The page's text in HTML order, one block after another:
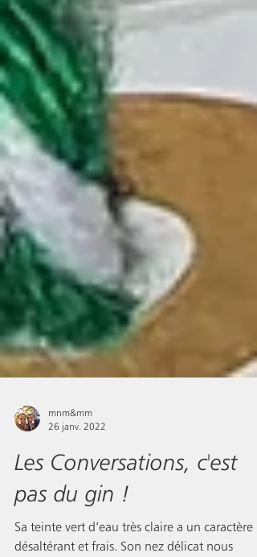
mnm&mm
26 janv. 2022
Les Conversations, c'est
pas du gin !